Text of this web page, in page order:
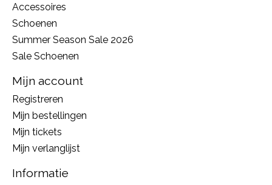
Accessoires
Schoenen
Summer Season Sale 2026
Sale Schoenen
Mijn account
Registreren
Mijn bestellingen
Mijn tickets
Mijn verlanglijst
Informatie